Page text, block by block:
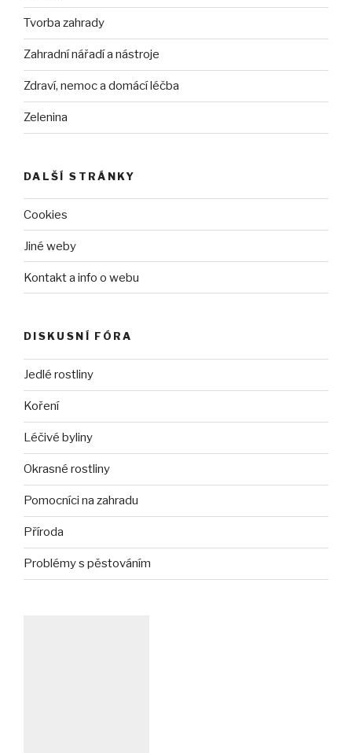
Tvorba zahrady
Zahradní nářadí a nástroje
Zdraví, nemoc a domácí léčba
Zelenina
DALŠÍ STRÁNKY
Cookies
Jiné weby
Kontakt a info o webu
DISKUSNÍ FÓRA
Jedlé rostliny
Koření
Léčivé byliny
Okrasné rostliny
Pomocníci na zahradu
Příroda
Problémy s pěstováním